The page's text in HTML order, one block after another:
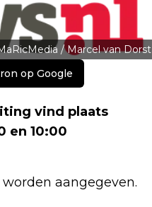
/ Marcel van Dorst
op Google
vind plaats
en 10:00
aangegeven.